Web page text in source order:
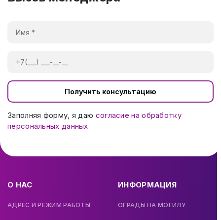
Получить консультацию
Заполняя форму, я даю согласие на обработку
персональных данных
О НАС
АДРЕС И РЕЖИМ РАБОТЫ
ИНФОРМАЦИЯ
ОГРАДЫ НА МОГИЛУ